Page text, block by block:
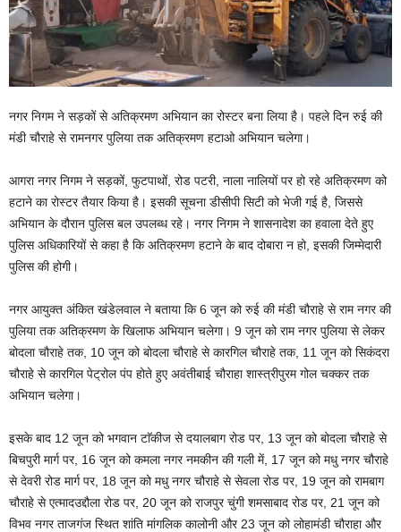
नगर निगम ने सड़कों से अतिक्रमण अभियान का रोस्टर बना लिया है। पहले दिन रुई की
मंडी चौराहे से रामनगर पुलिया तक अतिक्रमण हटाओ अभियान चलेगा।
आगरा नगर निगम ने सड़कों, फुटपाथों, रोड पटरी, नाला नालियों पर हो रहे अतिक्रमण को
हटाने का रोस्टर तैयार किया है। इसकी सूचना डीसीपी सिटी को भेजी गई है, जिससे
अभियान के दौरान पुलिस बल उपलब्ध रहे। नगर निगम ने शासनादेश का हवाला देते हुए
पुलिस अधिकारियों से कहा है कि अतिक्रमण हटाने के बाद दोबारा न हो, इसकी जिम्मेदारी
पुलिस की होगी।
नगर आयुक्त अंकित खंडेलवाल ने बताया कि 6 जून को रुई की मंडी चौराहे से राम नगर की
पुलिया तक अतिक्रमण के खिलाफ अभियान चलेगा। 9 जून को राम नगर पुलिया से लेकर
बोदला चौराहे तक, 10 जून को बोदला चौराहे से कारगिल चौराहे तक, 11 जून को सिकंदरा
चौराहे से कारगिल पेट्रोल पंप होते हुए अवंतीबाई चौराहा शास्त्रीपुरम गोल चक्कर तक
अभियान चलेगा।
इसके बाद 12 जून को भगवान टाॅकीज से दयालबाग रोड पर, 13 जून को बोदला चौराहे से
बिचपुरी मार्ग पर, 16 जून को कमला नगर नमकीन की गली में, 17 जून को मधु नगर चौराहे
से देवरी रोड मार्ग पर, 18 जून को मधु नगर चौराहे से सेवला रोड पर, 19 जून को रामबाग
चौराहे से एत्मादउद्दौला रोड पर, 20 जून को राजपुर चुंगी शमसाबाद रोड पर, 21 जून को
विभव नगर ताजगंज स्थित शांति मांगलिक कालोनी और 23 जून को लोहामंडी चौराहा और